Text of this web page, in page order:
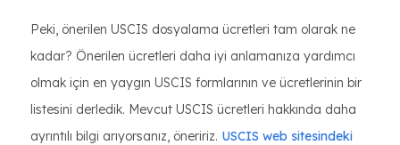
Peki, önerilen USCIS dosyalama ücretleri tam olarak ne
kadar? Önerilen ücretleri daha iyi anlamanıza yardımcı
olmak için en yaygın USCIS formlarının ve ücretlerinin bir
listesini derledik. Mevcut USCIS ücretleri hakkında daha
ayrıntılı bilgi arıyorsanız, öneririz. USCIS web sitesindeki